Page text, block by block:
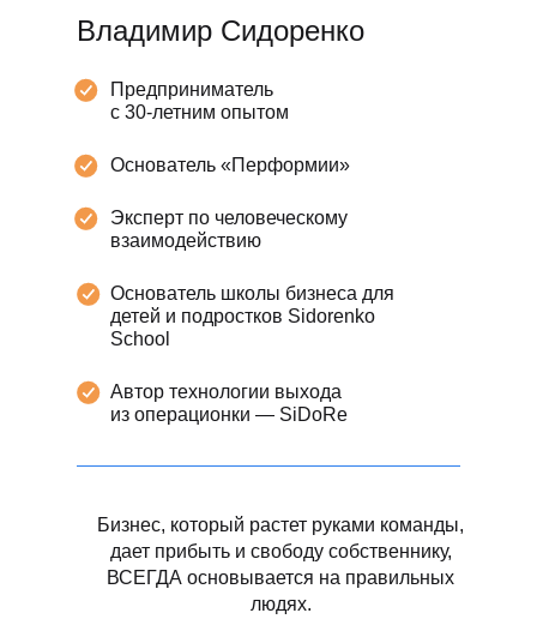
Владимир Сидоренко
Предприниматель
с 30-летним опытом
Основатель «Перформии»
Эксперт по человеческому
взаимодействию
Основатель школы бизнеса для
детей и подростков Sidorenko
School
Автор технологии выхода
из операционки — SiDoRe
Бизнес, который растет руками команды,
дает прибыть и свободу собственнику,
ВСЕГДА основывается на правильных
людях.